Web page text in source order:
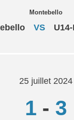
Montebello
VS
25 juillet 2024
1 - 3